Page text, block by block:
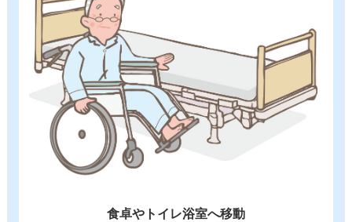
食卓やトイレ浴室へ移動